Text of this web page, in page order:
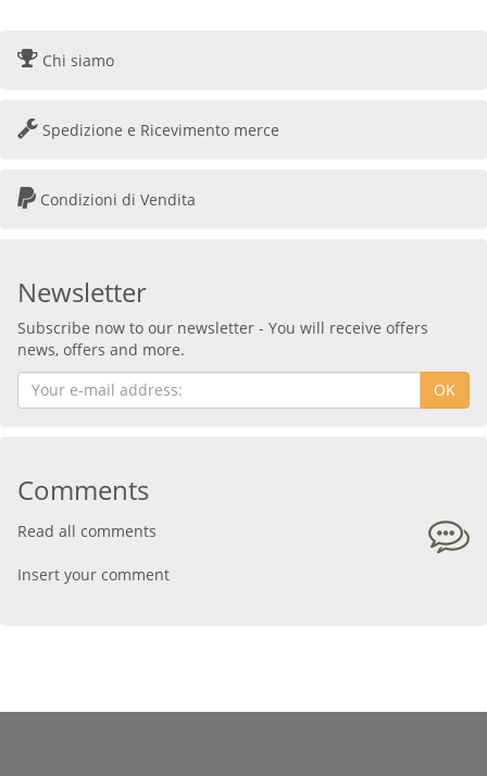
Chi siamo
Spedizione e Ricevimento merce
Condizioni di Vendita
Newsletter
Subscribe now to our newsletter - You will receive offers
news, offers and more.
OK
Comments
Read all comments
Insert your comment